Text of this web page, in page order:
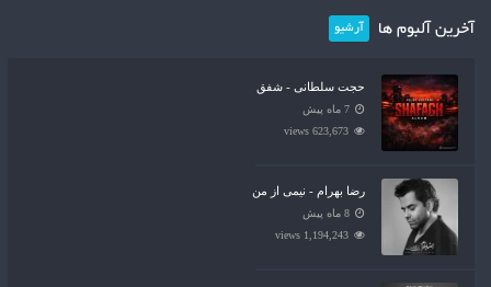
آخرین آلبوم ها آرشیو
حجت سلطانی - شفق
7 ماه پیش
623,673 views
رضا بهرام - نیمی از من
8 ماه پیش
1,194,243 views